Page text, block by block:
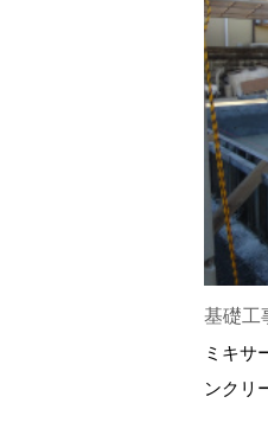
基礎工
ミキサ
ンクリ